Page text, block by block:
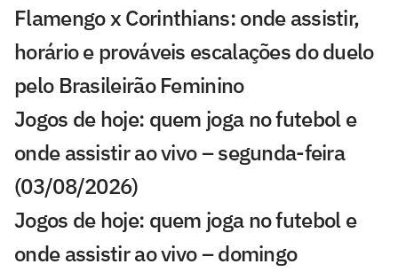
Flamengo x Corinthians: onde assistir,
horário e prováveis escalações do duelo
pelo Brasileirão Feminino
Jogos de hoje: quem joga no futebol e
onde assistir ao vivo – segunda-feira
(03/08/2026)
Jogos de hoje: quem joga no futebol e
onde assistir ao vivo – domingo